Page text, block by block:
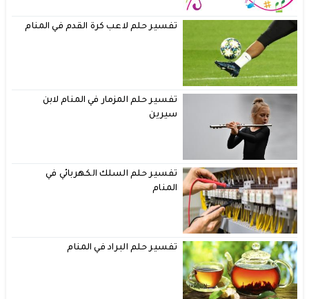
تفسير حلم لاعب كرة القدم في المنام
تفسير حلم المزمار في المنام لابن
سيرين
تفسير حلم السلك الكهربائي في
المنام
تفسير حلم البراد في المنام